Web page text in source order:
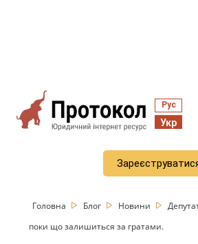
Рус
Укр
Головна Блог Новини
поки що залишиться за гратами.